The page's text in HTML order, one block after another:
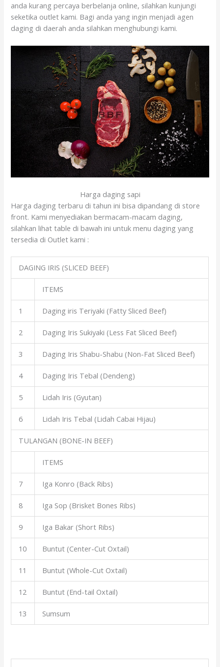
anda kurang percaya berbelanja online, silahkan kunjungi
seketika outlet kami. Bagi anda yang ingin menjadi agen
daging di daerah anda silahkan menghubungi kami.
Harga daging sapi
Harga daging terbaru di tahun ini bisa dipandang di store
front. Kami menyediakan bermacam-macam daging,
silahkan lihat table di bawah ini untuk menu daging yang
tersedia di Outlet kami :
DAGING IRIS (SLICED BEEF)
ITEMS
1 Daging iris Teriyaki (Fatty Sliced Beef)
2 Daging Iris Sukiyaki (Less Fat Sliced Beef)
3 Daging Iris Shabu-Shabu (Non-Fat Sliced Beef)
4 Daging Iris Tebal (Dendeng)
5 Lidah Iris (Gyutan)
6 Lidah Iris Tebal (Lidah Cabai Hijau)
TULANGAN (BONE-IN BEEF)
ITEMS
7 Iga Konro (Back Ribs)
8 Iga Sop (Brisket Bones Ribs)
9 Iga Bakar (Short Ribs)
10 Buntut (Center-Cut Oxtail)
11 Buntut (Whole-Cut Oxtail)
12 Buntut (End-tail Oxtail)
13 Sumsum